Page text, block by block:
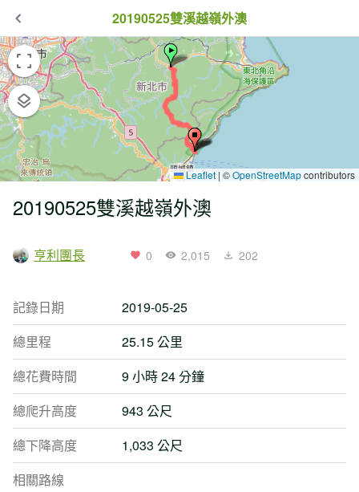
20190525雙溪越嶺外澳
Leaflet | ©OpenStreetMapcontributors
20190525雙溪越嶺外澳
亨利團長 0 2,015 202
記錄日期
2019-05-25
總里程
25.15 公里
總花費時間
9 小時 24 分鐘
總爬升高度
943 公尺
總下降高度
1,033 公尺
相關路線